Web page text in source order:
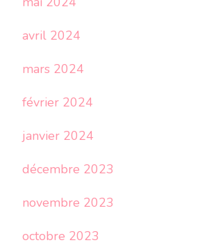
avril 2024
mars 2024
février 2024
janvier 2024
décembre 2023
novembre 2023
octobre 2023